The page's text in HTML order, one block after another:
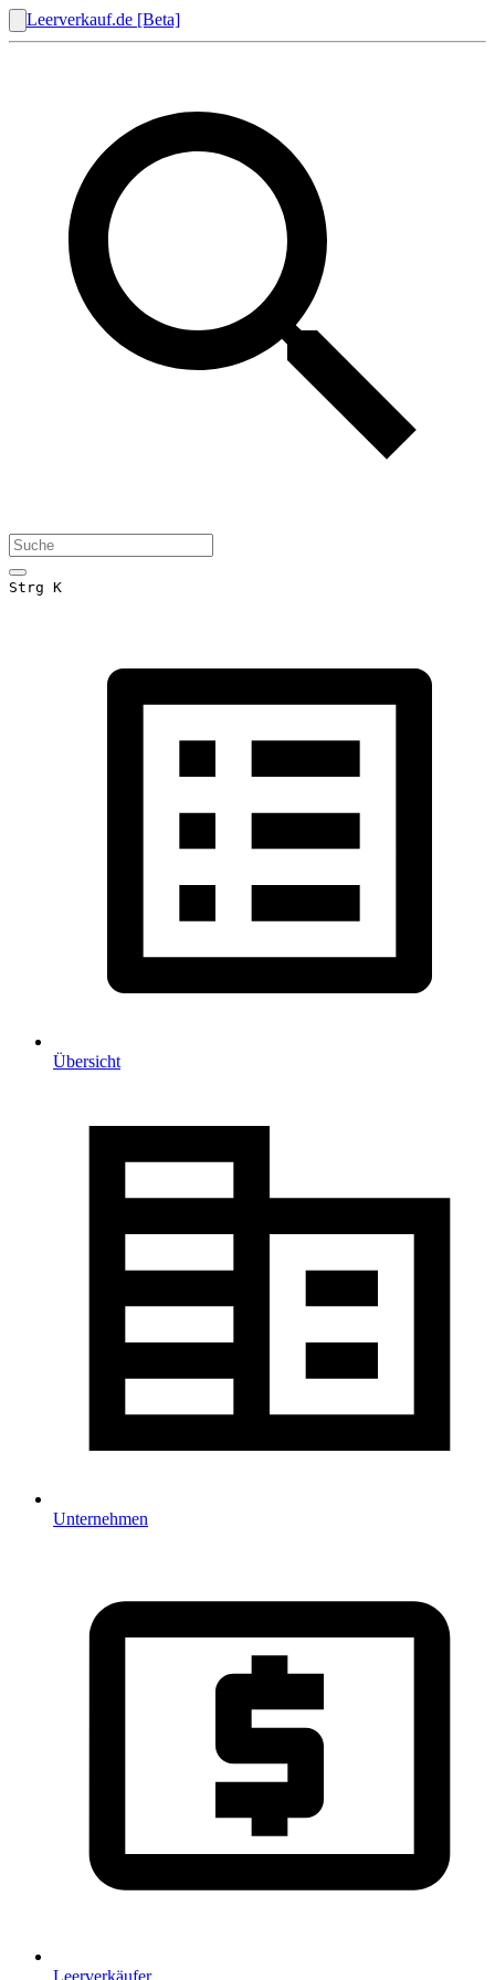
Leerverkauf.de [Beta]
Strg K
Übersicht
Unternehmen
Leerverkäufer